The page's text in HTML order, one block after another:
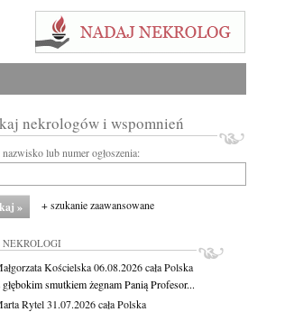
nekrologów i wspomnień
lub numer ogłoszenia:
+ szukanie zaawansowane
Kościelska06.08.2026cała Polska
smutkiem żegnam Panią Profesor...
Rytel31.07.2026cała Polska